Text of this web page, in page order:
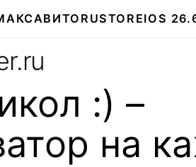
АВИТО RUSTOREIOS
:) –
на